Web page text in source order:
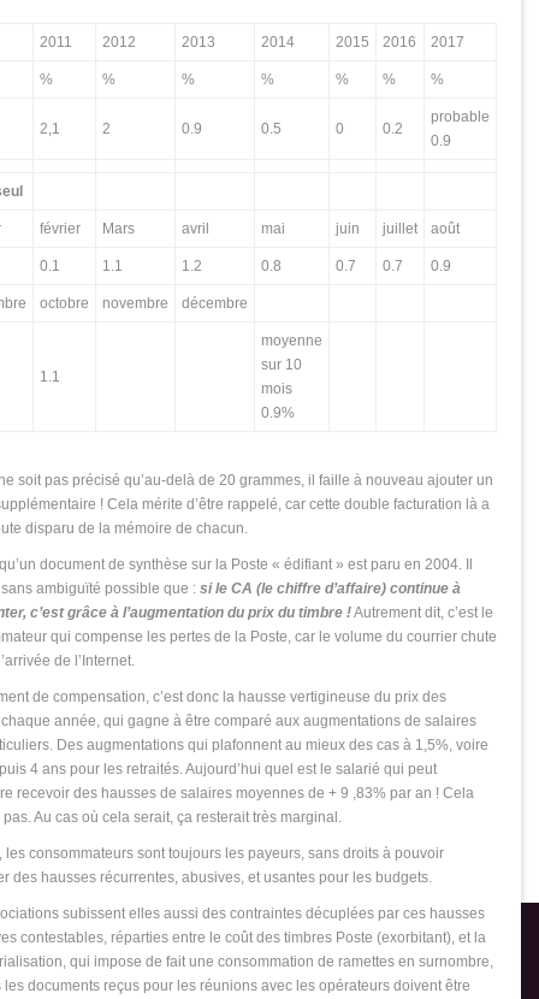
2011 2012 2013 2014 2015 2016 2017
% % % % % % %
2,1 2 0.9 0.5 0 0.2
probable
0.9
février Mars avril mai juin juillet août
0.1 1.1 1.2 0.8 0.7 0.7 0.9
octobre novembre décembre
1.1
moyenne
sur 10
mois
0.9%
soit pas précisé qu’au-delà de 20 grammes, il faille à nouveau ajouter un
! Cela mérite d’être rappelé, car cette double facturation là a
disparu de la mémoire de chacun.
document de synthèse sur la Poste « édifiant » est paru en 2004. Il
ambiguïté possible que : si le CA (le chiffre d’affaire) continue à
c’est grâce à l’augmentation du prix du timbre !Autrement dit, c’est le
qui compense les pertes de la Poste, car le volume du courrier chute
de l’Internet.
de compensation, c’est donc la hausse vertigineuse du prix des
année, qui gagne à être comparé aux augmentations de salaires
Des augmentations qui plafonnent au mieux des cas à 1,5%, voire
4 ans pour les retraités. Aujourd’hui quel est le salarié qui peut
recevoir des hausses de salaires moyennes de + 9 ,83% par an ! Cela
pas. Au cas où cela serait, ça resterait très marginal.
les consommateurs sont toujours les payeurs, sans droits à pouvoir
des hausses récurrentes, abusives, et usantes pour les budgets.
subissent elles aussi des contraintes décuplées par ces hausses
contestables, réparties entre le coût des timbres Poste (exorbitant), et la
qui impose de fait une consommation de ramettes en surnombre,
les documents reçus pour les réunions avec les opérateurs doivent être